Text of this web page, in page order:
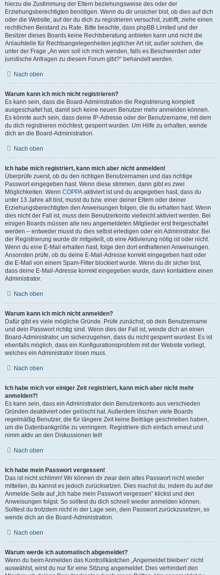
hierzu die Zustimmung der Eltern beziehungsweise des oder der
Erziehungsberechtigten benötigen. Wenn du dir unsicher bist, ob dies auf dich
oder die Website, auf der du dich zu registrieren versuchst, zutrifft, ziehe einen
rechtlichen Beistand zu Rate. Bitte beachte, dass phpBB Limited und der
Besitzer dieses Boards keine Rechtsberatung anbieten kann und nicht die
Anlaufstelle für Rechtsangelegenheiten jeglicher Art ist; außer solchen, die
unter der Frage „An wen soll ich mich wenden, falls es Beschwerden oder
juristische Anfragen zu diesem Forum gibt?“ behandelt werden.
Nach oben
Warum kann ich mich nicht registrieren?
Es kann sein, dass die Board-Administration die Registrierung komplett
ausgeschaltet hat, damit sich keine neuen Benutzer mehr anmelden können.
Es könnte auch sein, dass deine IP-Adresse oder der Benutzername, mit dem
du dich registrieren möchtest, gesperrt wurden. Um Hilfe zu erhalten, wende
dich an die Board-Administration.
Nach oben
Ich habe mich registriert, kann mich aber nicht anmelden!
Überprüfe zuerst, ob du den richtigen Benutzernamen und das richtige
Passwort eingegeben hast. Wenn diese stimmen, dann gibt es zwei
Möglichkeiten. Wenn COPPA aktiviert ist und du angegeben hast, dass du
unter 13 Jahre alt bist, musst du bzw. einer deiner Eltern oder deiner
Erziehungsberechtigten den Anweisungen folgen, die du erhalten hast. Wenn
dies nicht der Fall ist, muss dein Benutzerkonto vielleicht aktiviert werden. Bei
einigen Boards müssen alle neu angemeldeten Mitglieder erst freigeschaltet
werden – entweder musst du dies selbst erledigen oder ein Administrator. Bei
der Registrierung wurde dir mitgeteilt, ob eine Aktivierung nötig ist oder nicht.
Wenn du eine E-Mail erhalten hast, folge den dort enthaltenen Anweisungen.
Ansonsten prüfe, ob du deine E-Mail-Adresse korrekt eingegeben hast oder
die E-Mail von einem Spam-Filter blockiert wurde. Wenn du dir sicher bist,
dass deine E-Mail-Adresse korrekt eingegeben wurde, dann kontaktiere einen
Administrator.
Nach oben
Warum kann ich mich nicht anmelden?
Dafür gibt es viele mögliche Gründe. Prüfe zunächst, ob dein Benutzername
und dein Passwort richtig sind. Wenn dies der Fall ist, wende dich an einen
Board-Administrator, um sicherzugehen, dass du nicht gesperrt wurdest. Es ist
ebenfalls möglich, dass ein Konfigurationsproblem mit der Website vorliegt,
welches ein Administrator lösen muss.
Nach oben
Ich habe mich vor einiger Zeit registriert, kann mich aber nicht mehr
anmelden?!
Es kann sein, dass ein Administrator dein Benutzerkonto aus verschieden
Gründen deaktiviert oder gelöscht hat. Außerdem löschen viele Boards
regelmäßig Benutzer, die für längere Zeit keine Beiträge geschrieben haben,
um die Datenbankgröße zu verringern. Registriere dich einfach erneut und
nimm aktiv an den Diskussionen teil!
Nach oben
Ich habe mein Passwort vergessen!
Das ist nicht schlimm! Wir können dir zwar dein altes Passwort nicht wieder
mitteilen, du kannst es jedoch zurücksetzen. Dies machst du, indem du auf der
Anmelde-Seite auf „Ich habe mein Passwort vergessen“ klickst und den
Anweisungen folgst. So solltest du dich schnell wieder anmelden können.
Solltest du trotzdem nicht in der Lage sein, dein Passwort zurückzusetzen, so
wende dich an die Board-Administration.
Nach oben
Warum werde ich automatisch abgemeldet?
Wenn du beim Anmelden das Kontrollkästchen „Angemeldet bleiben“ nicht
auswählst, wirst du nur für eine Sitzung angemeldet. Dies verhindert den